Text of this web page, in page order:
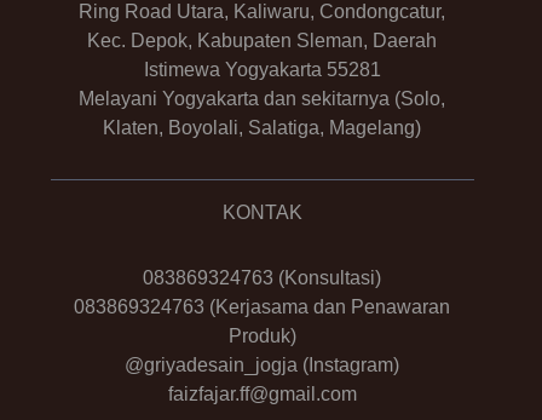
Ring Road Utara, Kaliwaru, Condongcatur,
Kec. Depok, Kabupaten Sleman, Daerah
Istimewa Yogyakarta 55281
Melayani Yogyakarta dan sekitarnya (Solo,
Klaten, Boyolali, Salatiga, Magelang)
KONTAK
083869324763 (Konsultasi)
083869324763 (Kerjasama dan Penawaran
Produk)
@griyadesain_jogja (Instagram)
faizfajar.ff@gmail.com